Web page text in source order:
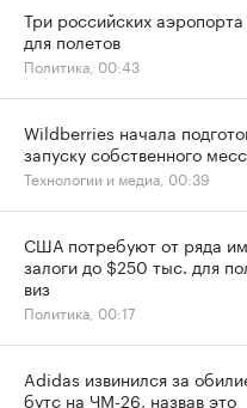
Три российских
для полетов
Политика, 00:43
Wildberries начала
запуску собственного
Технологии и медиа, 00:39
США потребуют от ряда
залоги до $250 тыс. для
виз
Политика, 00:17
Adidas извинился за
бутс на ЧМ-26, назвав это